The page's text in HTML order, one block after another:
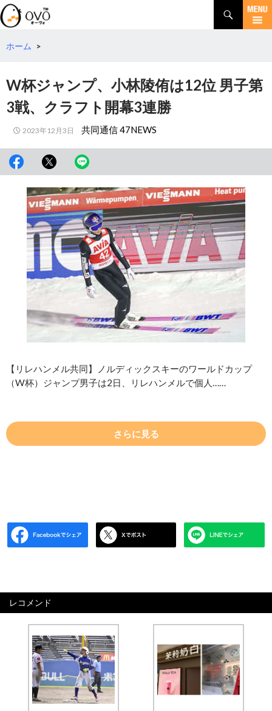
検
索
コ
テ
へ
動
ホーム >
W杯ジャンプ、小林陵侑は12位 男子第
3戦、クラフト開幕3連勝
2023年12月3日 共同通信 47NEWS
【リレハンメル共同】ノルディックスキーのワールドカップ
（W杯）ジャンプ男子は2日、リレハンメルで個人……
さらに見る
レコメンド